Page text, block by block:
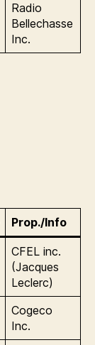
Radio
Bellechasse
Inc.
Prop./Info
CFEL inc.
(Jacques
Leclerc)
Cogeco
Inc.